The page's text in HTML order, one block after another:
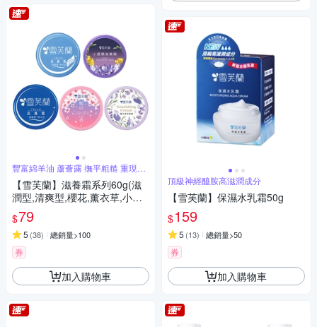
豐富綿羊油 蘆薈露 撫平粗糙 重現光
滑
【雪芙蘭】滋養霜系列60g(滋
潤型,清爽型,櫻花,薰衣草,小蒼
蘭)
$79
5 (38) 總銷量>100
券
加入購物車
頂級神經醯胺高滋潤成分
【雪芙蘭】保濕水乳霜50g
$159
5 (13) 總銷量>50
券
加入購物車